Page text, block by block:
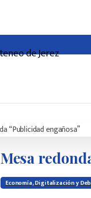
Mesa
Economía, Digitalización y